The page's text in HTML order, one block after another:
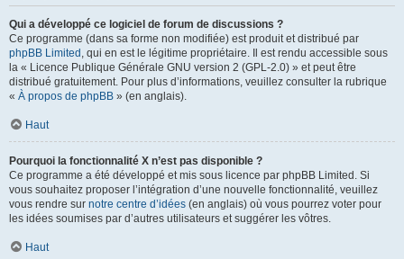
Qui a développé ce logiciel de forum de discussions ?
Ce programme (dans sa forme non modifiée) est produit et distribué par
phpBB Limited , qui en est le légitime propriétaire. Il est rendu accessible sous
la « Licence Publique Générale GNU version 2 (GPL-2.0) » et peut être
distribué gratuitement. Pour plus d’informations, veuillez consulter la rubrique
« À propos de phpBB » (en anglais).
Haut
Pourquoi la fonctionnalité X n’est pas disponible ?
Ce programme a été développé et mis sous licence par phpBB Limited. Si
vous souhaitez proposer l’intégration d’une nouvelle fonctionnalité, veuillez
vous rendre sur notre centre d’idées (en anglais) où vous pourrez voter pour
les idées soumises par d’autres utilisateurs et suggérer les vôtres.
Haut